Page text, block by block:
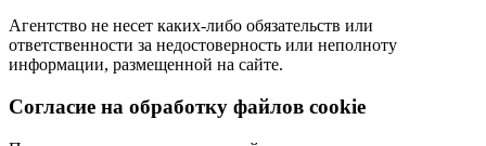
Агентство не несет каких-либо обязательств или
ответственности за недостоверность или неполноту
информации, размещенной на сайте.
Cогласие на обработку файлов cookie